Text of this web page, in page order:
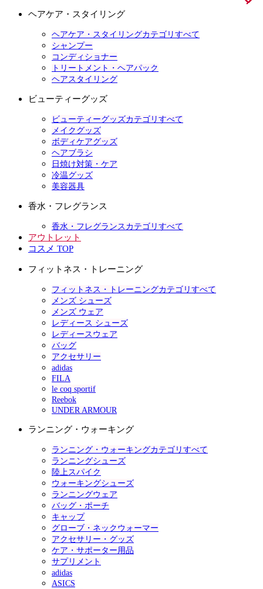
ヘアケア・スタイリング
ヘアケア・スタイリングカテゴリすべて
シャンプー
コンディショナー
トリートメント・ヘアパック
ヘアスタイリング
ビューティーグッズ
ビューティーグッズカテゴリすべて
メイクグッズ
ボディケアグッズ
ヘアブラシ
日焼け対策・ケア
冷温グッズ
美容器具
香水・フレグランス
香水・フレグランスカテゴリすべて
アウトレット
コスメ TOP
フィットネス・トレーニング
フィットネス・トレーニングカテゴリすべて
メンズ シューズ
メンズ ウェア
レディース シューズ
レディースウェア
バッグ
アクセサリー
adidas
FILA
le coq sportif
Reebok
UNDER ARMOUR
ランニング・ウォーキング
ランニング・ウォーキングカテゴリすべて
ランニングシューズ
陸上スパイク
ウォーキングシューズ
ランニングウェア
バッグ・ポーチ
キャップ
グローブ・ネックウォーマー
アクセサリー・グッズ
ケア・サポーター用品
サプリメント
adidas
ASICS